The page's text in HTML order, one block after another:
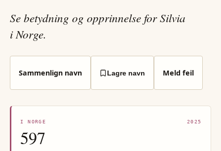
Se betydning og opprinnelse for Silvia
i Norge.
Sammenlign navn Lagre navn Meld feil
I NORGE 2025
597